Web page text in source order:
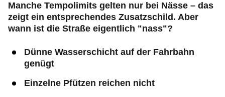
Manche Tempolimits gelten nur bei Nässe – das
zeigt ein entsprechendes Zusatzschild. Aber
wann ist die Straße eigentlich "nass"?
Dünne Wasserschicht auf der Fahrbahn
genügt
Einzelne Pfützen reichen nicht